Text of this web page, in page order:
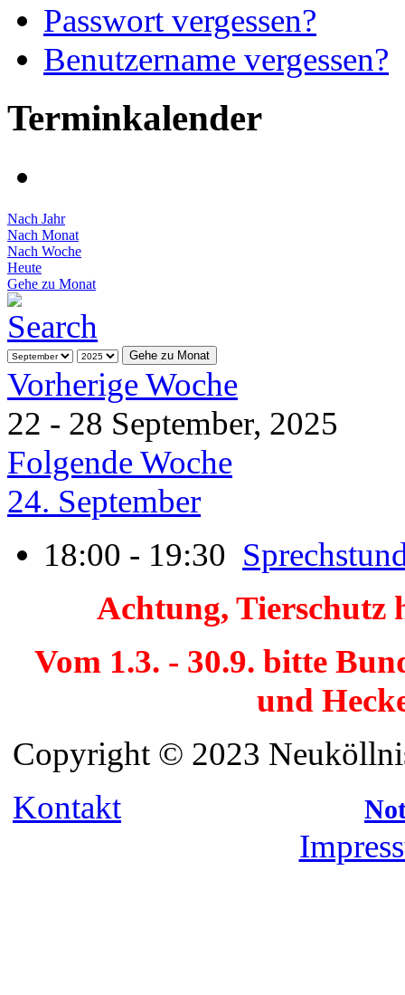
Passwort vergessen?
Benutzername vergessen?
Terminkalender
Nach Jahr
Nach Monat
Nach Woche
Heute
Gehe zu Monat
Gehe zu Monat
Vorherige Woche
22 - 28 September, 2025
Folgende Woche
24. September
18:00 - 19:30
Achtung, Tierschutz
Vom 1.3. - 30.9. bitte
und
Copyright © 2023
Kontakt